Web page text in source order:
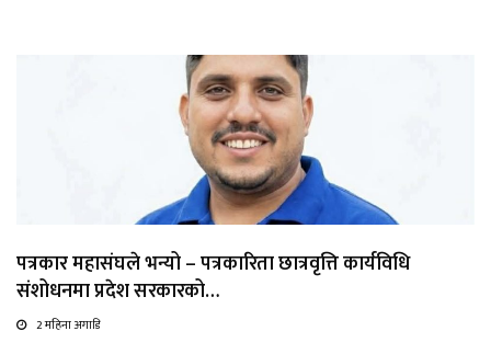
पत्रकार महासंघले भन्यो – पत्रकारिता छात्रवृत्ति कार्यविधि
संशोधनमा प्रदेश सरकारको…
2 महिना अगाडि